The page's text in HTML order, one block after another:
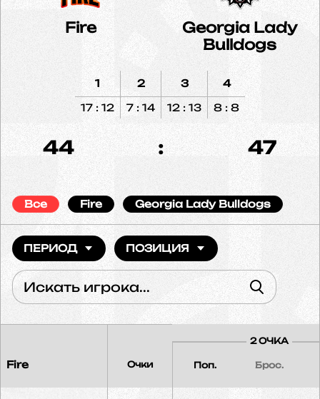
Fire
Georgia Lady
Bulldogs
1
17 : 12
2
7 : 14
3
12 : 13
4
8 : 8
44 : 47
Все Fire Georgia Lady Bulldogs
ПЕРИОД ПОЗИЦИЯ
Fire Очки
2 ОЧКА
Поп. Брос.